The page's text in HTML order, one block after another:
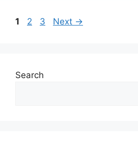
Page
1 Page
2 Page
3 Next →
Search